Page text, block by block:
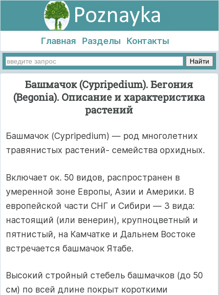
Главная Разделы Контакты
Башмачок (Cypripedium). Бегония
(Begonia). Описание и характеристика
растений
Башмачок (Cypripedium) — род многолетних
травянистых растений- семейства орхидных.
Включает ок. 50 видов, распространен в
умеренной зоне Европы, Азии и Америки. В
европейской части СНГ и Сибири — 3 вида:
настоящий (или венерин), крупноцветный и
пятнистый, на Камчатке и Дальнем Востоке
встречается башмачок Ятабе.
Высокий стройный стебель башмачков (до 50
см) по всей длине покрыт короткими